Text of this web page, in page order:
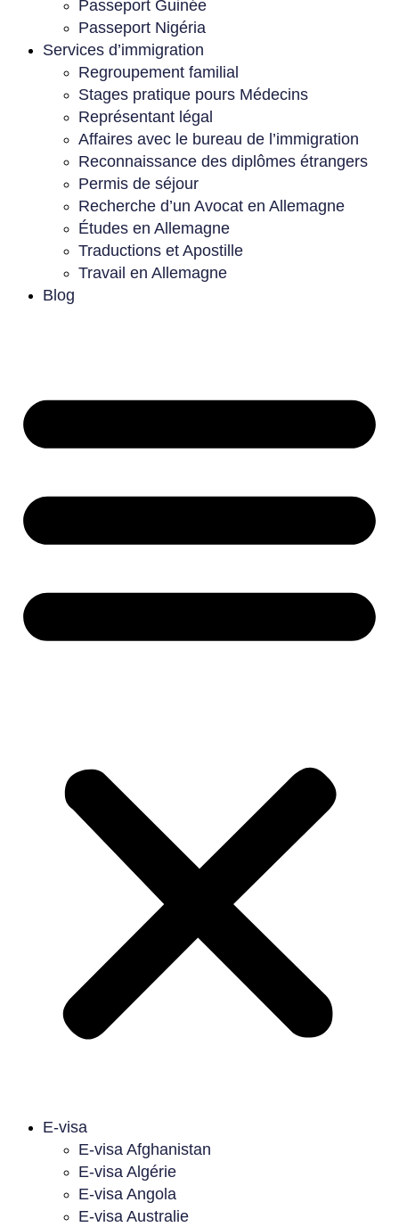
Passeport Guinée
Passeport Nigéria
Services d’immigration
Regroupement familial
Stages pratique pours Médecins
Représentant légal
Affaires avec le bureau de l’immigration
Reconnaissance des diplômes étrangers
Permis de séjour
Recherche d’un Avocat en Allemagne
Études en Allemagne
Traductions et Apostille
Travail en Allemagne
Blog
E-visa
E-visa Afghanistan
E-visa Algérie
E-visa Angola
E-visa Australie